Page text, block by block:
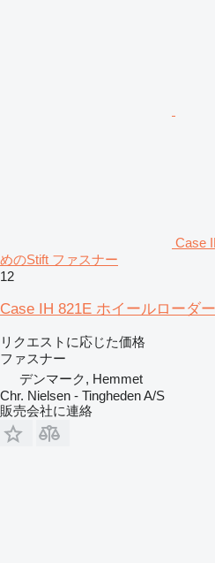
Case
めのStift ファスナー
12
Case IH 821E ホイールローダ
リクエストに応じた価格
ファスナー
デンマーク, Hemmet
Chr. Nielsen - Tingheden A/S
販売会社に連絡